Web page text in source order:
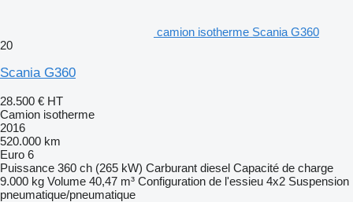
camion isotherme Scania G360
20
Scania G360
28.500 € HT
Camion isotherme
2016
520.000 km
Euro 6
Puissance 360 ch (265 kW) Carburant diesel Capacité de charge
9.000 kg Volume 40,47 m³ Configuration de l'essieu 4x2 Suspension
pneumatique/pneumatique